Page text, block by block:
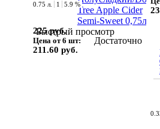
Быстрый просмотр
0.75 л. 1 5.9 %
225 руб.
Цена от 6 шт:
211.60 руб.
Достаточно